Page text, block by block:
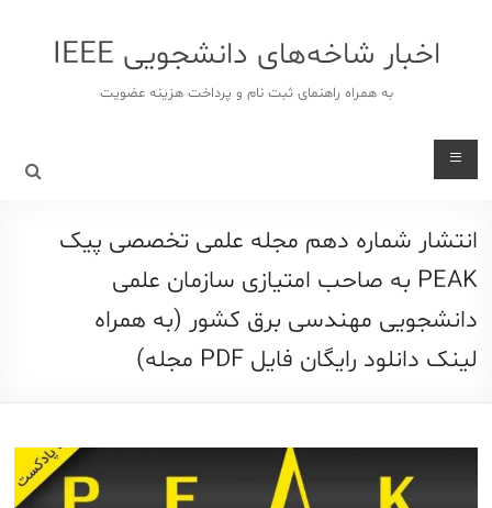
اخبار شاخه‌های دانشجویی IEEE
به همراه راهنمای ثبت نام و پرداخت هزینه عضویت
انتشار شماره دهم مجله علمی تخصصی پیک
PEAK به صاحب امتیازی سازمان علمی
دانشجویی مهندسی برق کشور (به همراه
لینک دانلود رایگان فایل PDF مجله)